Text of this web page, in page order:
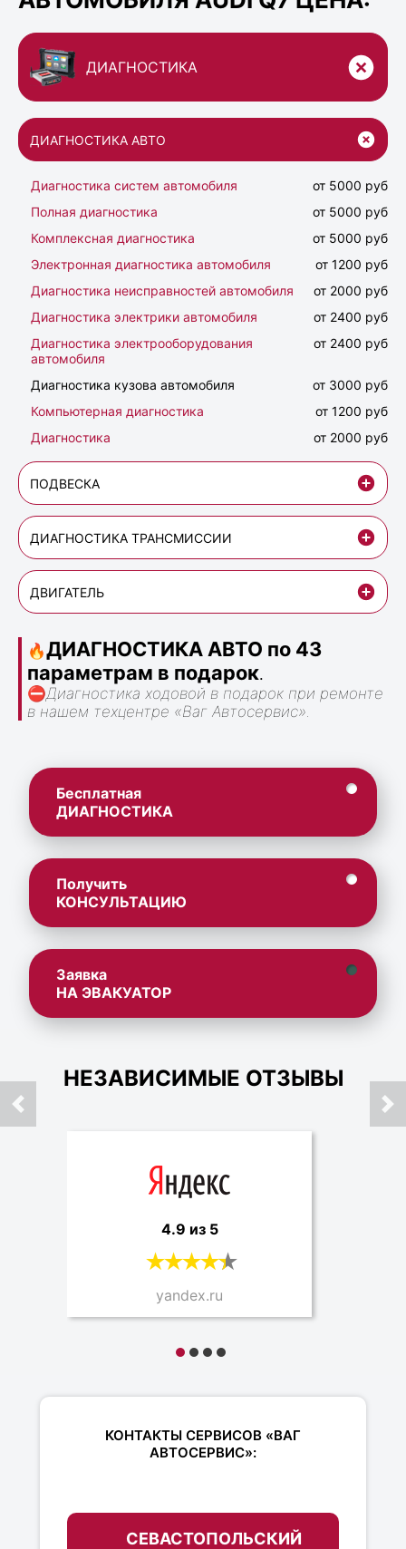
ДИАГНОСТИКА
ДИАГНОСТИКА АВТО
Диагностика систем автомобиля
от 5000 руб
Полная диагностика
от 5000 руб
Комплексная диагностика
от 5000 руб
Электронная диагностика автомобиля
от 1200 руб
Диагностика неисправностей автомобиля
от 2000 руб
Диагностика электрики автомобиля
от 2400 руб
Диагностика электрооборудования
автомобиля
от 2400 руб
Диагностика кузова автомобиля
от 3000 руб
Компьютерная диагностика
от 1200 руб
Диагностика
от 2000 руб
ПОДВЕСКА
ДИАГНОСТИКА ТРАНСМИССИИ
ДВИГАТЕЛЬ
🔥ДИАГНОСТИКА АВТО по 43
параметрам в подарок.
⛔Диагностика ходовой в подарок при ремонте
в нашем техцентре «Ваг Автосервис».
Бесплатная
ДИАГНОСТИКА
Получить
КОНСУЛЬТАЦИЮ
Заявка
НА ЭВАКУАТОР
НЕЗАВИСИМЫЕ ОТЗЫВЫ
4.9 из 5
yandex.ru
КОНТАКТЫ СЕРВИСОВ «ВАГ
АВТОСЕРВИС»:
СЕВАСТОПОЛЬСКИЙ